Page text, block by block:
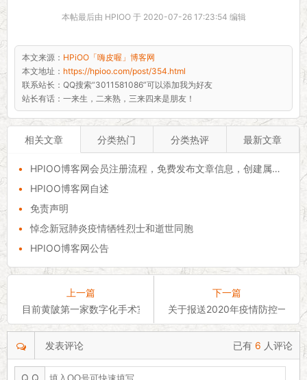
本帖最后由 HPIOO 于 2020-07-26 17:23:54 编辑
本文来源： HPiOO「嗨皮喔」博客网
本文地址： https://hpioo.com/post/354.html
联系站长： QQ搜索“3011581086”可以添加我为好友
站长有话： 一来生，二来熟，三来四来是朋友！
相关文章 分类热门 分类热评 最新文章
•
HPIOO博客网会员注册流程，免费发布文章信息，创建属于自己的独立空间！
•
HPIOO博客网自述
•
免责声明
•
悼念新冠肺炎疫情牺牲烈士和逝世同胞
•
HPIOO博客网公告
上一篇
目前黄陂第一家数字化手术室落户区人民医院
下一篇
关于报送2020年疫情防控一线
发表评论 已有 6 人评论
Q Q